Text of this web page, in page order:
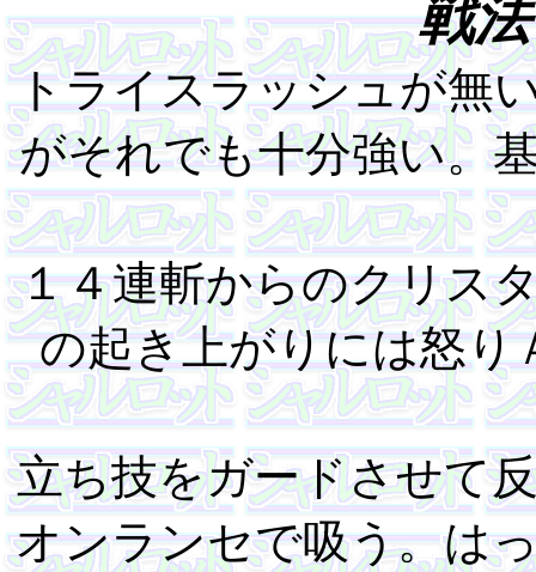
戦
トライスラッシュが無
がそれでも十分強い。
１４連斬からのクリス
の起き上がりには怒り
立ち技をガードさせて
オンランセで吸う。は